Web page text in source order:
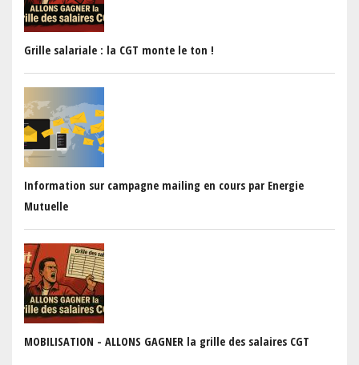
Grille salariale : la CGT monte le ton !
Information sur campagne mailing en cours par Energie
Mutuelle
MOBILISATION - ALLONS GAGNER la grille des salaires CGT